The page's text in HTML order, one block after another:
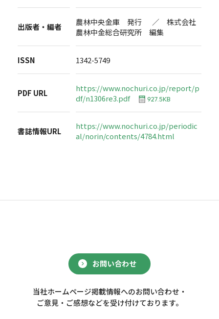
出版者・編者
農林中央金庫 発行 ／ 株式会社
農林中金総合研究所 編集
ISSN 1342-5749
PDF URL
https://www.nochuri.co.jp/report/p
df/n1306re3.pdf
927.5KB
書誌情報URL
https://www.nochuri.co.jp/periodic
al/norin/contents/4784.html
お問い合わせ
当社ホームページ掲載情報へのお問い合わせ・
ご意見・ご感想などを受け付けております。